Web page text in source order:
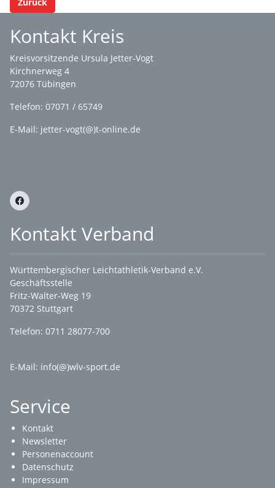
Kontakt Kreis
Kreisvorsitzende Ursula Jetter-Vogt
Kirchnerweg 4
72076 Tübingen
Telefon: 07071 / 65749
E-Mail: jetter-vogt(@)t-online.de
Kontakt Verband
Württembergischer Leichtathletik-Verband e.V.
Geschäftsstelle
Fritz-Walter-Weg 19
70372 Stuttgart
Telefon: 0711 28077-700
E-Mail: info(@)wlv-sport.de
Service
Kontakt
Newsletter
Personenaccount
Datenschutz
Impressum